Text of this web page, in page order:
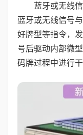
蓝牙或无线
蓝牙或无线信号
好牌型等指令，
号后驱动内部微
码牌过程中进行